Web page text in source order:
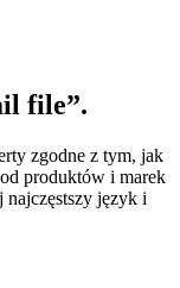
file”.
zgodne z tym, jak
produktów i marek
język i